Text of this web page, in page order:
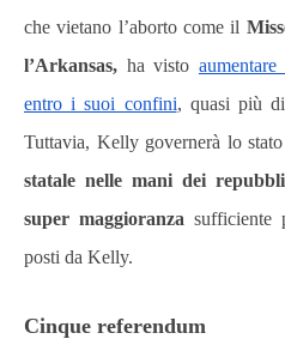
che vietano l’aborto come il
l’Arkansas, ha visto
entro i suoi confini, quasi più
Tuttavia, Kelly governerà lo
statale nelle mani dei
super maggioranza sufficiente
posti da Kelly.
Cinque referendum